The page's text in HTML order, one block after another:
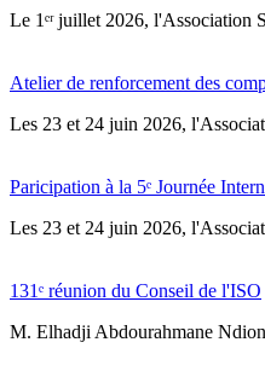
Le 1ᵉʳ juillet 2026, l'Association
Atelier de renforcement des
Les 23 et 24 juin 2026,
Paricipation à la 5ᵉ Journée
‎Les 23 et 24 juin 2026,
131ᵉ réunion du Conseil de l'ISO
M. Elhadji Abdourahmane